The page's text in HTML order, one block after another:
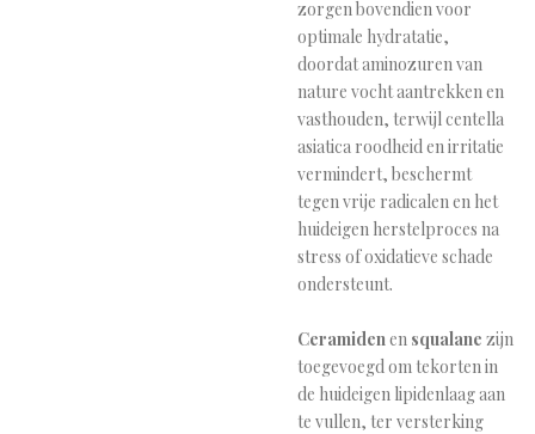
zorgen bovendien voor
optimale hydratatie,
doordat aminozuren van
nature vocht aantrekken en
vasthouden, terwijl centella
asiatica roodheid en irritatie
vermindert, beschermt
tegen vrije radicalen en het
huideigen herstelproces na
stress of oxidatieve schade
ondersteunt.
Ceramiden en squalane zijn
toegevoegd om tekorten in
de huideigen lipidenlaag aan
te vullen, ter versterking